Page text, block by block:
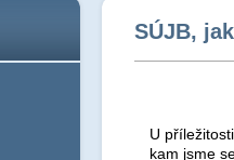
SÚJB,
U
kam jsme